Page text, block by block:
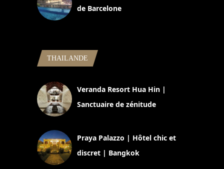
de Barcelone
THAILANDE
Veranda Resort Hua Hin |
Sanctuaire de zénitude
Praya Palazzo | Hôtel chic et
discret | Bangkok